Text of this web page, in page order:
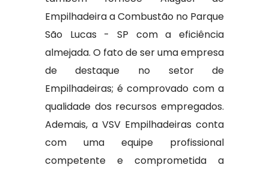
Empilhadeira a Combustão no Parque
São Lucas - SP com a eficiência
almejada. O fato de ser uma empresa
de destaque no setor de
Empilhadeiras; é comprovado com a
qualidade dos recursos empregados.
Ademais, a VSV Empilhadeiras conta
com uma equipe profissional
competente e comprometida a